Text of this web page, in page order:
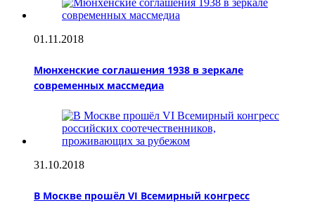
01.11.2018
Мюнхенские соглашения 1938 в зеркале
современных массмедиа
31.10.2018
В Москве прошёл VI Всемирный конгресс